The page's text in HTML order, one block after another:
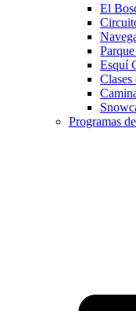
El
Esquí
Programas